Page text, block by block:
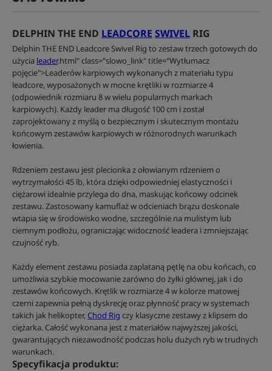
DELPHIN THE END LEADCORE SWIVEL RIG
Delphin THE END Leadcore Swivel Rig to zestaw trzech gotowych do
użycia leader.html" class="slowo_link" title="Wytłumacz
pojęcie">Leaderów karpiowych wykonanych z materiału typu
leadcore, wyposażonych w mocne krętliki w rozmiarze 4
(odpowiednik rozmiaru 8 w wielu popularnych markach
karpiowych). Każdy leader ma długość 100 cm i został
zaprojektowany z myślą o bezpiecznym i skutecznym montażu
końcowym zestawów karpiowych w różnorodnych warunkach
łowienia.
Rdzeniem zestawu jest plecionka z ołowianym rdzeniem o
wytrzymałości 45 lb, która dzięki odpowiedniej elastyczności i
ciężarowi idealnie przylega do dna, maskując końcowy odcinek
zestawu. Zastosowany kamuflaż w odcieniach brązu doskonale
wtapia się w środowisko wodne, szczególnie na mulistym lub
ciemnym podłożu, ograniczając widoczność leadera i zmniejszając
czujność ryb.
Każdy element zestawu posiada zaplataną pętlę na obu końcach, co
umożliwia szybkie mocowanie zarówno do żyłki głównej, jak i do
zestawów końcowych. Krętlik w rozmiarze 4 w kolorze matowej
czerni zapewnia pełną dyskrecję oraz płynność pracy w systemach
takich jak helikopter, Chod Rig czy klasyczne zestawy z klipsem do
ciężarka. Całość wykonana jest z materiałów najwyższej jakości,
gwarantujących niezawodność podczas holu dużych ryb w trudnych
warunkach.
Specyfikacja produktu: